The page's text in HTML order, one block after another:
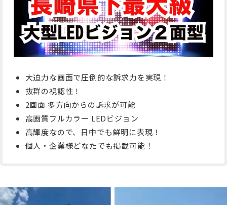
大迫力な画面で圧倒的な訴求力を実現！
抜群の視認性！
2画面 多方向からの訴求が可能
高画質フルカラー LEDビジョン
高輝度なので、日中でも鮮明に表現！
個人・企業様どなたでも掲載可能！